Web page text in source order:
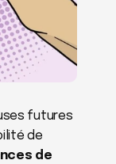
futures
de
de